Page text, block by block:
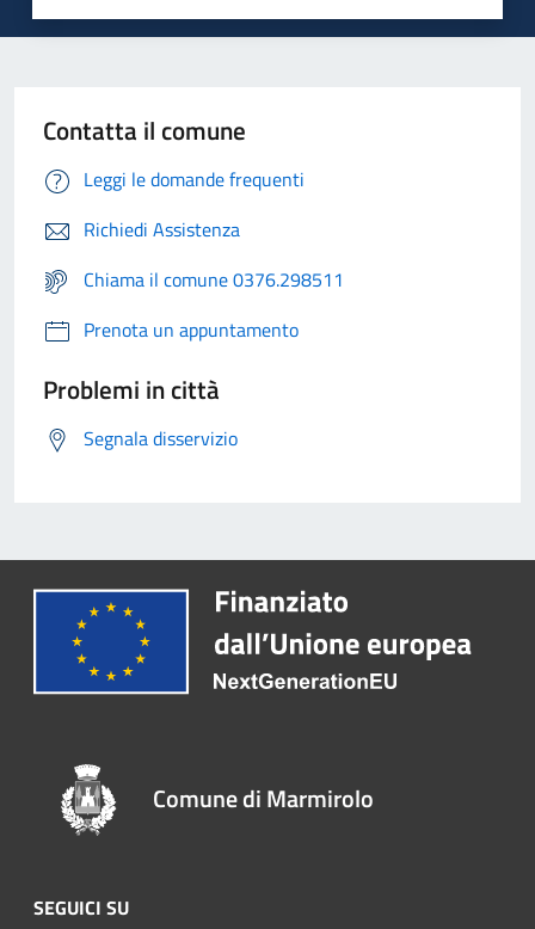
Contatta il comune
Leggi le domande frequenti
Richiedi Assistenza
Chiama il comune 0376.298511
Prenota un appuntamento
Problemi in città
Segnala disservizio
Comune di Marmirolo
SEGUICI SU